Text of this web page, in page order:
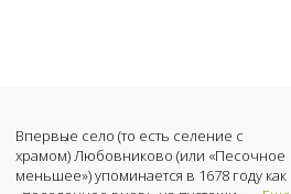
Впервые село (то есть селение с
храмом) Любовниково (или «Песочное
меньшее») упоминается в 1678 году как